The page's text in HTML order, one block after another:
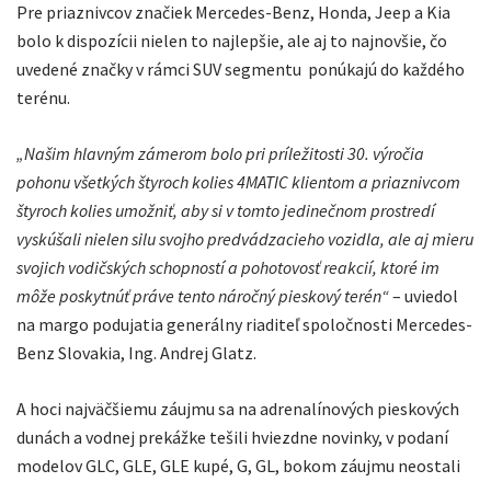
Pre priaznivcov značiek Mercedes-Benz, Honda, Jeep a Kia
bolo k dispozícii nielen to najlepšie, ale aj to najnovšie, čo
uvedené značky v rámci SUV segmentu ponúkajú do každého
terénu.
„Našim hlavným zámerom bolo pri príležitosti 30. výročia
pohonu všetkých štyroch kolies 4MATIC klientom a priaznivcom
štyroch kolies umožniť, aby si v tomto jedinečnom prostredí
vyskúšali nielen silu svojho predvádzacieho vozidla, ale aj mieru
svojich vodičských schopností a pohotovosť reakcií, ktoré im
môže poskytnúť práve tento náročný pieskový terén“– uviedol
na margo podujatia generálny riaditeľ spoločnosti Mercedes-
Benz Slovakia, Ing. Andrej Glatz.
A hoci najväčšiemu záujmu sa na adrenalínových pieskových
dunách a vodnej prekážke tešili hviezdne novinky, v podaní
modelov GLC, GLE, GLE kupé, G, GL, bokom záujmu neostali